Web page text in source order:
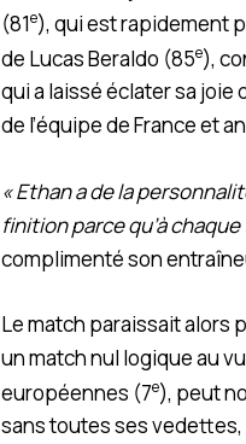
(81e), qui est rapidement
de Lucas Beraldo (85e),
qui a laissé éclater sa
de l’équipe de France et
« Ethan a de la
finition parce qu’à
complimenté son
Le match paraissait alors
un match nul logique au
européennes (7e), peut
sans toutes ses vedettes,